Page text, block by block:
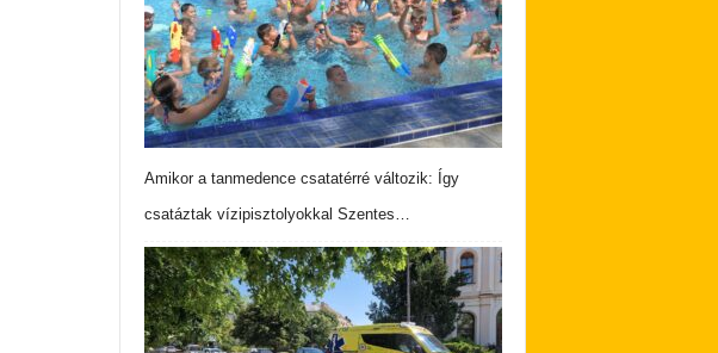
Amikor a tanmedence csatatérré változik: Így
csatáztak vízipisztolyokkal Szentes…